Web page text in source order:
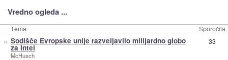
Vredno ogleda ...
Tema Sporočila
» Sodišče Evropske unije razveljavilo milijardno globo
za Intel
McHusch
33